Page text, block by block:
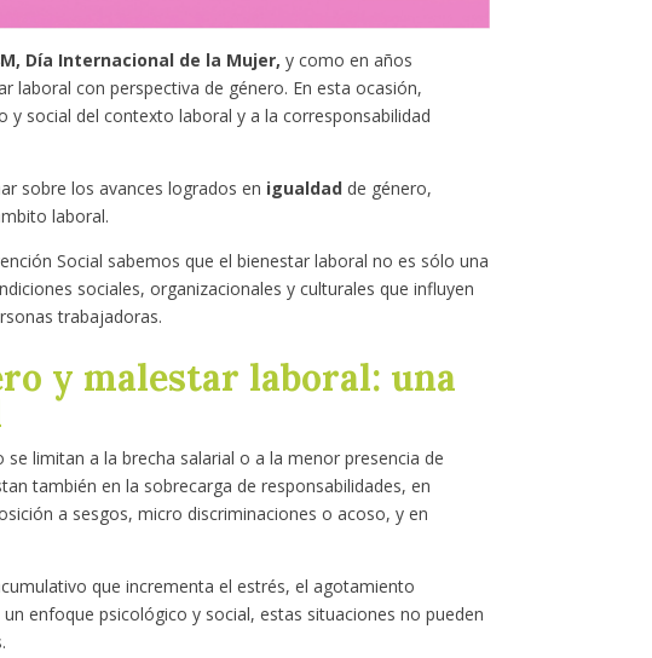
Día Internacional de la Mujer, y como en años
laboral con perspectiva de género. En esta ocasión,
y social del contexto laboral y a la corresponsabilidad
sobre los avances logrados en igualdadde género,
laboral.
Social sabemos que el bienestar laboral no es sólo una
sociales, organizacionales y culturales que influyen
trabajadoras.
y malestar laboral: una
limitan a la brecha salarial o a la menor presencia de
también en la sobrecarga de responsabilidades, en
a sesgos, micro discriminaciones o acoso, y en
que incrementa el estrés, el agotamiento
enfoque psicológico y social, estas situaciones no pueden